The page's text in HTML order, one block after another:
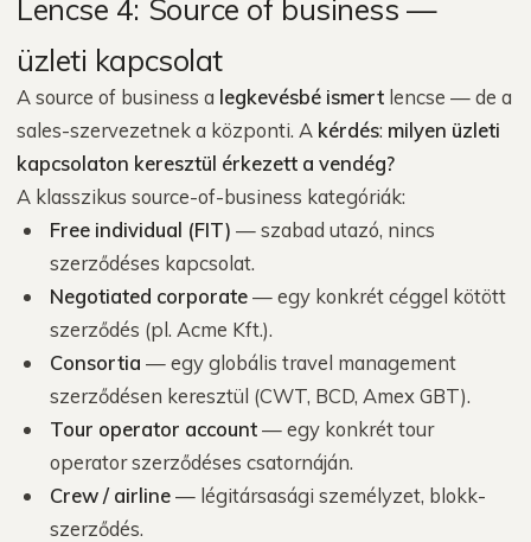
Lencse 4: Source of business —
üzleti kapcsolat
A source of business a legkevésbé ismert lencse — de a
sales-szervezetnek a központi. A kérdés: milyen üzleti
kapcsolaton keresztül érkezett a vendég?
A klasszikus source-of-business kategóriák:
Free individual (FIT) — szabad utazó, nincs
szerződéses kapcsolat.
Negotiated corporate— egy konkrét céggel kötött
szerződés (pl. Acme Kft.).
Consortia — egy globális travel management
szerződésen keresztül (CWT, BCD, Amex GBT).
Tour operator account— egy konkrét tour
operator szerződéses csatornáján.
Crew / airline— légitársasági személyzet, blokk-
szerződés.